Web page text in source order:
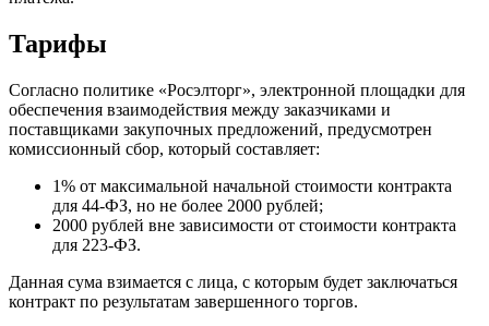
Тарифы
Согласно политике «Росэлторг», электронной площадки для
обеспечения взаимодействия между заказчиками и
поставщиками закупочных предложений, предусмотрен
комиссионный сбор, который составляет:
1% от максимальной начальной стоимости контракта
для 44-ФЗ, но не более 2000 рублей;
2000 рублей вне зависимости от стоимости контракта
для 223-ФЗ.
Данная сума взимается с лица, с которым будет заключаться
контракт по результатам завершенного торгов.